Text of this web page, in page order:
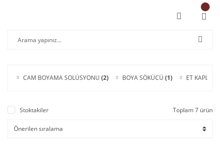
CAM BOYAMA SOLÜSYONU (2) BOYA SÖKÜCÜ (1) ET
Stoktakiler Toplam 7 ürün